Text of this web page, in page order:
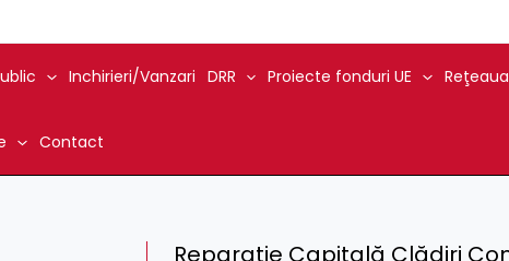
Inchirieri/Vanzari DRR Proiecte fonduri UE
Contact
Reparaţie Capitală Clădiri